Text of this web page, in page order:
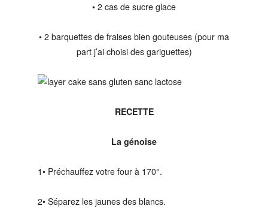
• 2 cas de sucre glace
• 2 barquettes de fraises bien gouteuses (pour ma
part j’ai choisi des gariguettes)
RECETTE
La génoise
1• Préchauffez votre four à 170°.
2• Séparez les jaunes des blancs.